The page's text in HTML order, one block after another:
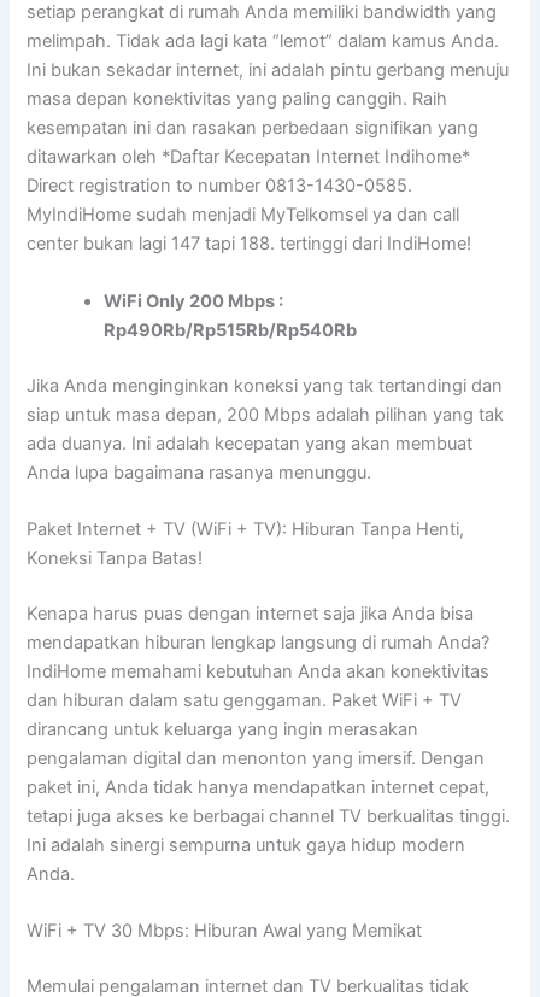
setiap perangkat di rumah Anda memiliki bandwidth yang
melimpah. Tidak ada lagi kata “lemot” dalam kamus Anda.
Ini bukan sekadar internet, ini adalah pintu gerbang menuju
masa depan konektivitas yang paling canggih. Raih
kesempatan ini dan rasakan perbedaan signifikan yang
ditawarkan oleh *Daftar Kecepatan Internet Indihome*
Direct registration to number 0813-1430-0585.
MyIndiHome sudah menjadi MyTelkomsel ya dan call
center bukan lagi 147 tapi 188. tertinggi dari IndiHome!
WiFi Only 200 Mbps :
Rp490Rb/Rp515Rb/Rp540Rb
Jika Anda menginginkan koneksi yang tak tertandingi dan
siap untuk masa depan, 200 Mbps adalah pilihan yang tak
ada duanya. Ini adalah kecepatan yang akan membuat
Anda lupa bagaimana rasanya menunggu.
Paket Internet + TV (WiFi + TV): Hiburan Tanpa Henti,
Koneksi Tanpa Batas!
Kenapa harus puas dengan internet saja jika Anda bisa
mendapatkan hiburan lengkap langsung di rumah Anda?
IndiHome memahami kebutuhan Anda akan konektivitas
dan hiburan dalam satu genggaman. Paket WiFi + TV
dirancang untuk keluarga yang ingin merasakan
pengalaman digital dan menonton yang imersif. Dengan
paket ini, Anda tidak hanya mendapatkan internet cepat,
tetapi juga akses ke berbagai channel TV berkualitas tinggi.
Ini adalah sinergi sempurna untuk gaya hidup modern
Anda.
WiFi + TV 30 Mbps: Hiburan Awal yang Memikat
Memulai pengalaman internet dan TV berkualitas tidak